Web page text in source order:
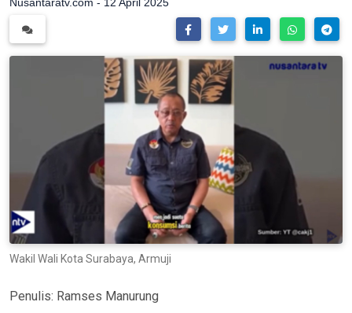
Wakil Wali Kota Surabaya, Armuji
Penulis: Ramses Manurung